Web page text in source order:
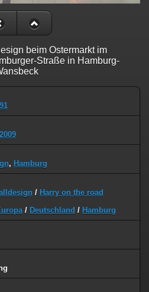
beim Ostermarkt im
Straße in Hamburg-
, Hamburg
/ Harry on the road
/ Deutschland / Hamburg